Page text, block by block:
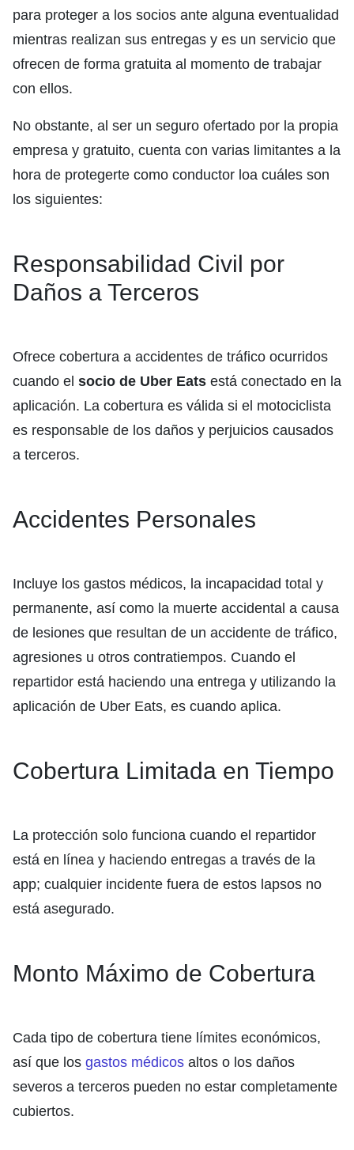
para proteger a los socios ante alguna eventualidad
mientras realizan sus entregas y es un servicio que
ofrecen de forma gratuita al momento de trabajar
con ellos.
No obstante, al ser un seguro ofertado por la propia
empresa y gratuito, cuenta con varias limitantes a la
hora de protegerte como conductor loa cuáles son
los siguientes:
Responsabilidad Civil por
Daños a Terceros
Ofrece cobertura a accidentes de tráfico ocurridos
cuando el socio de Uber Eats está conectado en la
aplicación. La cobertura es válida si el motociclista
es responsable de los daños y perjuicios causados
a terceros.
Accidentes Personales
Incluye los gastos médicos, la incapacidad total y
permanente, así como la muerte accidental a causa
de lesiones que resultan de un accidente de tráfico,
agresiones u otros contratiempos. Cuando el
repartidor está haciendo una entrega y utilizando la
aplicación de Uber Eats, es cuando aplica.
Cobertura Limitada en Tiempo
La protección solo funciona cuando el repartidor
está en línea y haciendo entregas a través de la
app; cualquier incidente fuera de estos lapsos no
está asegurado.
Monto Máximo de Cobertura
Cada tipo de cobertura tiene límites económicos,
así que los gastos médicos altos o los daños
severos a terceros pueden no estar completamente
cubiertos.